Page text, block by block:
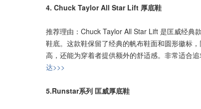
4. Chuck Taylor All Star Lift 厚底鞋
推荐理由：Chuck Taylor All Star Lift 是匡威经典
鞋底。这款鞋保留了经典的帆布鞋面和圆形徽标
高，还能为穿着者提供额外的舒适感。非常适合追
达>>>
5.Runstar系列 匡威厚底鞋